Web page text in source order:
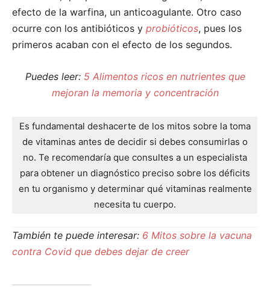
efecto de la warfina, un anticoagulante. Otro caso
ocurre con los antibióticos y probióticos, pues los
primeros acaban con el efecto de los segundos.
Puedes leer: 5 Alimentos ricos en nutrientes que
mejoran la memoria y concentración
Es fundamental deshacerte de los mitos sobre la toma
de vitaminas antes de decidir si debes consumirlas o
no. Te recomendaría que consultes a un especialista
para obtener un diagnóstico preciso sobre los déficits
en tu organismo y determinar qué vitaminas realmente
necesita tu cuerpo.
También te puede interesar: 6 Mitos sobre la vacuna
contra Covid que debes dejar de creer